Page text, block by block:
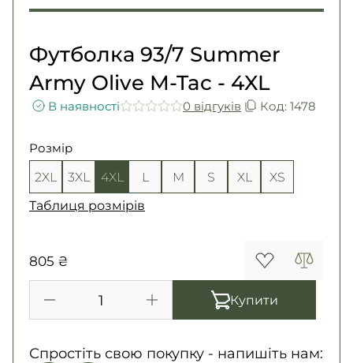
Повернення та обмін
Футболка 93/7 Summer
Army Olive M-Tac - 4XL
В наявності 0 вiдгукiв Код: 1478
Розмір
2XL 3XL 4XL L M S XL
XS
Таблиця розмірів
805 ₴
Купити
Спростіть свою покупку - напишіть нам: